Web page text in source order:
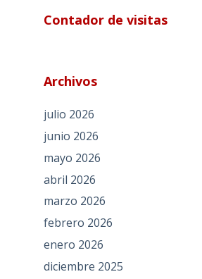
Contador de visitas
Archivos
julio 2026
junio 2026
mayo 2026
abril 2026
marzo 2026
febrero 2026
enero 2026
diciembre 2025